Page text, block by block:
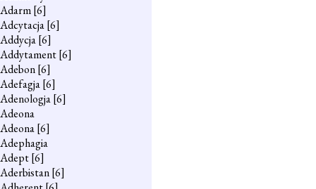
Adarm[6]
Adcytacja[6]
Addycja[6]
Addytament[6]
Adebon[6]
Adefagja[6]
Adenologja[6]
Adeona
Adeona[6]
Adephagia
Adept[6]
Aderbistan[6]